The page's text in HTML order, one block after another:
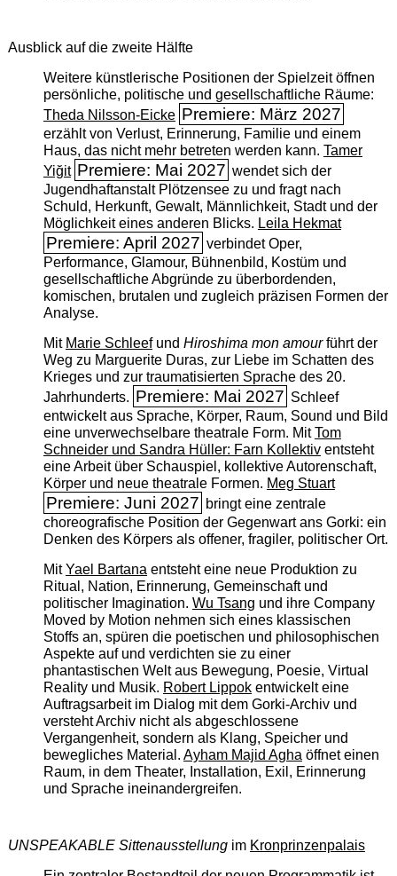
Ausblick auf die zweite Hälfte
Weitere künstlerische Positionen der Spielzeit öffnen
persönliche, politische und gesellschaftliche Räume:
Theda Nilsson-Eicke Premiere: März 2027
erzählt von Verlust, Erinnerung, Familie und einem
Haus, das nicht mehr betreten werden kann. Tamer
Yiğit Premiere: Mai 2027 wendet sich der
Jugendhaftanstalt Plötzensee zu und fragt nach
Schuld, Herkunft, Gewalt, Männlichkeit, Stadt und der
Möglichkeit eines anderen Blicks. Leila Hekmat
Premiere: April 2027 verbindet Oper,
Performance, Glamour, Bühnenbild, Kostüm und
gesellschaftliche Abgründe zu überbordenden,
komischen, brutalen und zugleich präzisen Formen der
Analyse.
Mit Marie Schleefund Hiroshima mon amourführt der
Weg zu Marguerite Duras, zur Liebe im Schatten des
Krieges und zur traumatisierten Sprache des 20.
Jahrhunderts. Premiere: Mai 2027 Schleef
entwickelt aus Sprache, Körper, Raum, Sound und Bild
eine unverwechselbare theatrale Form. MitTom
Schneider und Sandra Hüller: Farn Kollektiventsteht
eine Arbeit über Schauspiel, kollektive Autorenschaft,
Körper und neue theatrale Formen. Meg Stuart
Premiere: Juni 2027 bringt eine zentrale
choreografische Position der Gegenwart ans Gorki: ein
Denken des Körpers als offener, fragiler, politischer Ort.
MitYael Bartanaentsteht eine neue Produktion zu
Ritual, Nation, Erinnerung, Gemeinschaft und
politischer Imagination. Wu Tsang und ihre Company
Moved by Motion nehmen sich eines klassischen
Stoffs an, spüren die poetischen und philosophischen
Aspekte auf und verdichten sie zu einer
phantastischen Welt aus Bewegung, Poesie, Virtual
Reality und Musik. Robert Lippokentwickelt eine
Auftragsarbeit im Dialog mit dem Gorki-Archiv und
versteht Archiv nicht als abgeschlossene
Vergangenheit, sondern als Klang, Speicher und
bewegliches Material. Ayham Majid Aghaöffnet einen
Raum, in dem Theater, Installation, Exil, Erinnerung
und Sprache ineinandergreifen.
UNSPEAKABLE Sittenausstellungim Kronprinzenpalais